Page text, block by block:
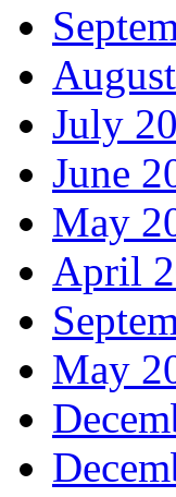
July
June
May
April
May